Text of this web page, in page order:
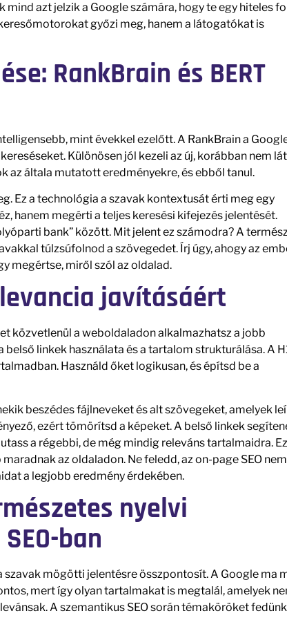
azt jelzik a Google számára, hogy te egy hiteles
győzi meg, hanem a látogatókat is
RankBrain és BERT
mint évekkel ezelőtt. A RankBrain a
Különösen jól kezeli az új, korábban nem
az általa mutatott eredményekre, és ebből tanul.
Ez a technológia a szavak kontextusát érti meg egy
hanem megérti a teljes keresési kifejezés jelentését.
bank” között. Mit jelent ez számodra? A
túlzsúfolnod a szövegedet. Írj úgy, ahogy az
megértse, miről szól az oldalad.
javításáért
közvetlenül a weboldaladon alkalmazhatsz a jobb
linkek használata és a tartalom strukturálása. A
Használd őket logikusan, és építsd be a
beszédes fájlneveket és alt szövegeket, amelyek
ezért tömörítsd a képeket. A belső linkek
a régebbi, de még mindig releváns tartalmaidra.
az oldaladon. Ne feledd, az on-page SEO nem
a legjobb eredmény érdekében.
nyelvi
ban
szavak mögötti jelentésre összpontosít. A Google ma
mert így olyan tartalmakat is megtalál, amelyek
A szemantikus SEO során témaköröket